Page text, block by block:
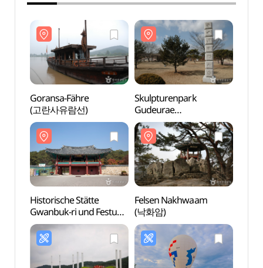
Goransa-Fähre
(고란사유람선)
Skulpturenpark
Gudeurae
(구드래조각공원)
Historische Stätte
Gwanbuk-ri und Festung
Buyeo Busosanseong
[UNESCO Welterbe]
(관북리유적과 부소산성
[유네스코 세계유산])
Felsen Nakhwaam
(낙화암)